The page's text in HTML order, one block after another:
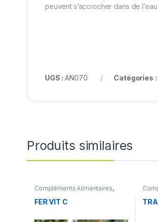
peuvent s’accrocher dans de
UGS :AN070 Catégories :
Produits similaires
Compléments Alimentaires,
FER VIT C